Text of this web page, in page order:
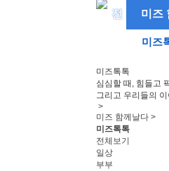
미즈
미즈
미즈톡톡
심심할 때, 힘들고
그리고 우리들의
>
미즈 함께날다 >
미즈톡톡
전체보기
일상
부부